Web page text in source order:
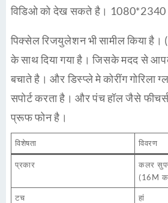
विडिओ को देख सकते है। 1080*2340
पिक्सेल रिजयुलेशन भी सामील किया
के साथ दिया गया है। जिसके मदद से आपके
बचाते है। और डिस्प्ले मे कोरींग गोरिला
सपोर्ट करता है। और पंच हॉल जैसे
प्रूफ फोन है।
विशेषता विवरण
प्रकार
कलर
(16M
टच हां